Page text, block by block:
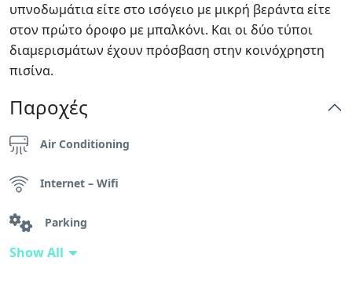
υπνοδωμάτια είτε στο ισόγειο με μικρή βεράντα είτε
στον πρώτο όροφο με μπαλκόνι. Και οι δύο τύποι
διαμερισμάτων έχουν πρόσβαση στην κοινόχρηστη
πισίνα.
Παροχές
Air Conditioning
Internet – Wifi
Parking
Wc
Show All